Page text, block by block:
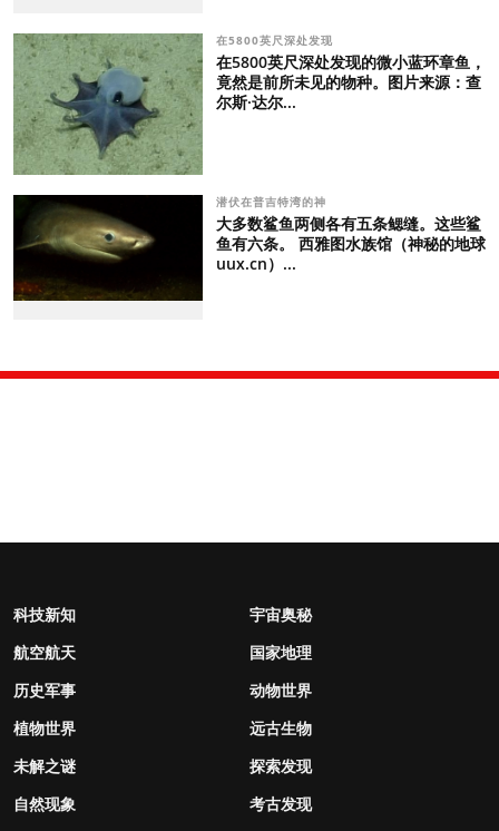
在5800英尺深处发现
在5800英尺深处发现的微小蓝环章鱼，
竟然是前所未见的物种。图片来源：查
尔斯·达尔...
潜伏在普吉特湾的神
大多数鲨鱼两侧各有五条鳃缝。这些鲨
鱼有六条。 西雅图水族馆（神秘的地球
uux.cn）...
科技新知
宇宙奥秘
航空航天
国家地理
历史军事
动物世界
植物世界
远古生物
未解之谜
探索发现
自然现象
考古发现